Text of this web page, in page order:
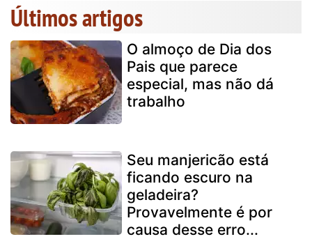
Últimos artigos
O almoço de Dia dos
Pais que parece
especial, mas não dá
trabalho
Seu manjericão está
ficando escuro na
geladeira?
Provavelmente é por
causa desse erro...